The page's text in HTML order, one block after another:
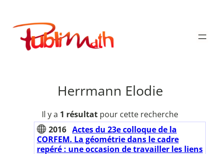
contenu
Publimath
Herrmann Elodie
Il y a 1 résultat pour cette recherche
2016 Actes du 23e colloque de la
CORFEM. La géométrie dans le cadre
repéré : une occasion de travailler les liens